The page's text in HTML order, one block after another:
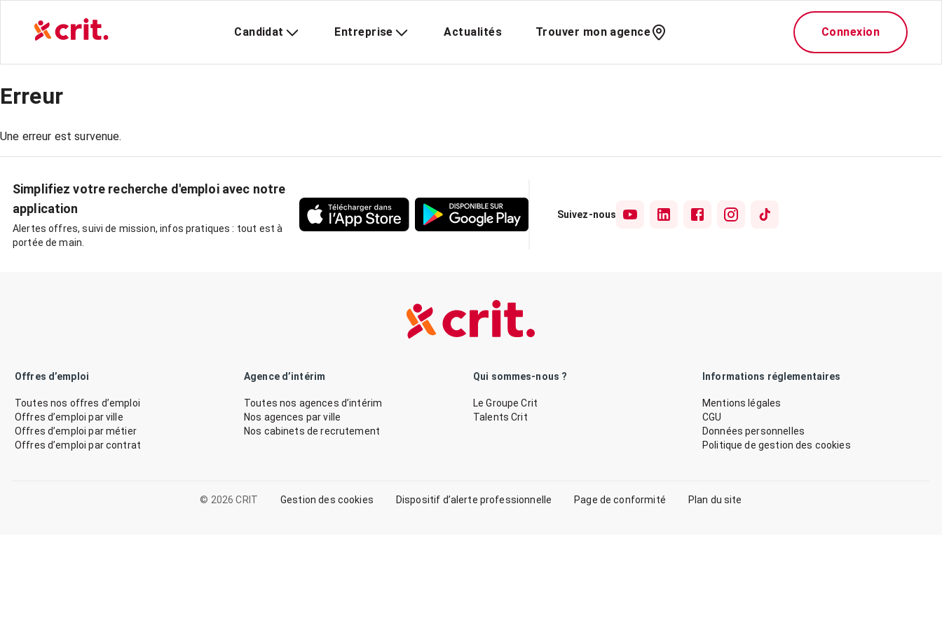
Candidat Entreprise Actualités Trouver mon agence Connexion
Erreur
Une erreur est survenue.
Simplifiez votre recherche d'emploi avec notre
application
Alertes offres, suivi de mission, infos pratiques : tout est à
portée de main.
Suivez-nous
Offres d’emploi
Toutes nos offres d’emploi
Offres d’emploi par ville
Offres d’emploi par métier
Offres d’emploi par contrat
Agence d’intérim
Toutes nos agences d’intérim
Nos agences par ville
Nos cabinets de recrutement
Qui sommes-nous ?
Le Groupe Crit
Talents Crit
Informations réglementaires
Mentions légales
CGU
Données personnelles
Politique de gestion des cookies
© 2026 CRIT Gestion des cookies Dispositif d’alerte professionnelle Page de conformité Plan du site